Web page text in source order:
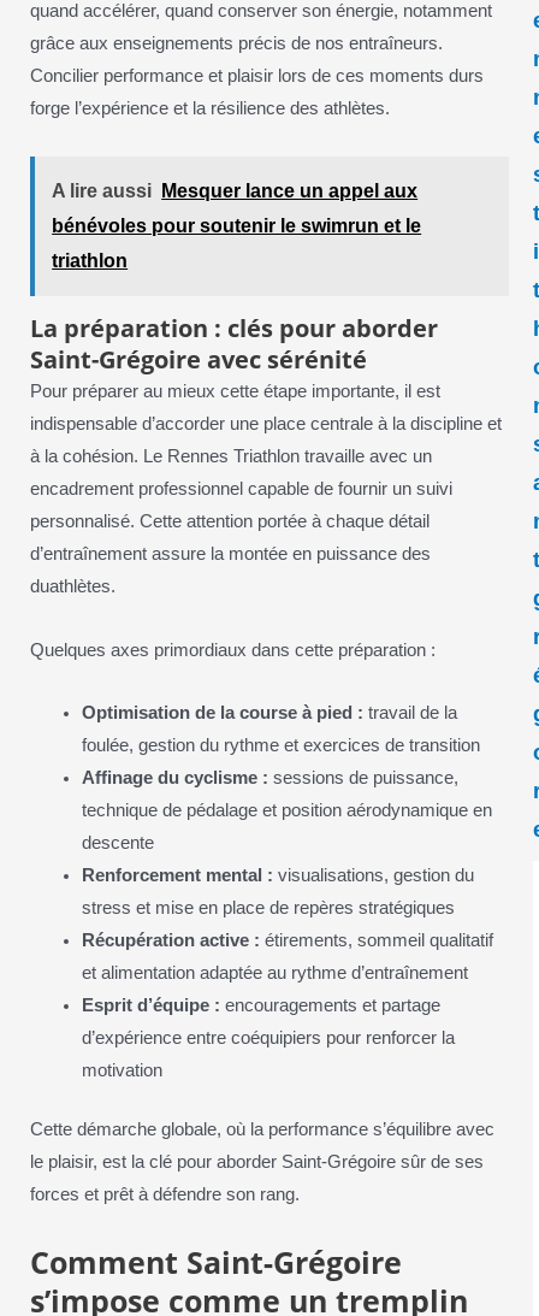
quand accélérer, quand conserver son énergie, notamment
grâce aux enseignements précis de nos entraîneurs.
Concilier performance et plaisir lors de ces moments durs
forge l’expérience et la résilience des athlètes.
A lire aussi
Mesquer lance un appel aux
bénévoles pour soutenir le swimrun et le
triathlon
La préparation : clés pour aborder
Saint-Grégoire avec sérénité
Pour préparer au mieux cette étape importante, il est
indispensable d’accorder une place centrale à la discipline et
à la cohésion. Le Rennes Triathlon travaille avec un
encadrement professionnel capable de fournir un suivi
personnalisé. Cette attention portée à chaque détail
d’entraînement assure la montée en puissance des
duathlètes.
Quelques axes primordiaux dans cette préparation :
Optimisation de la course à pied : travail de la
foulée, gestion du rythme et exercices de transition
Affinage du cyclisme : sessions de puissance,
technique de pédalage et position aérodynamique en
descente
Renforcement mental : visualisations, gestion du
stress et mise en place de repères stratégiques
Récupération active : étirements, sommeil qualitatif
et alimentation adaptée au rythme d’entraînement
Esprit d’équipe : encouragements et partage
d’expérience entre coéquipiers pour renforcer la
motivation
Cette démarche globale, où la performance s’équilibre avec
le plaisir, est la clé pour aborder Saint-Grégoire sûr de ses
forces et prêt à défendre son rang.
Comment Saint-Grégoire
s’impose comme un tremplin